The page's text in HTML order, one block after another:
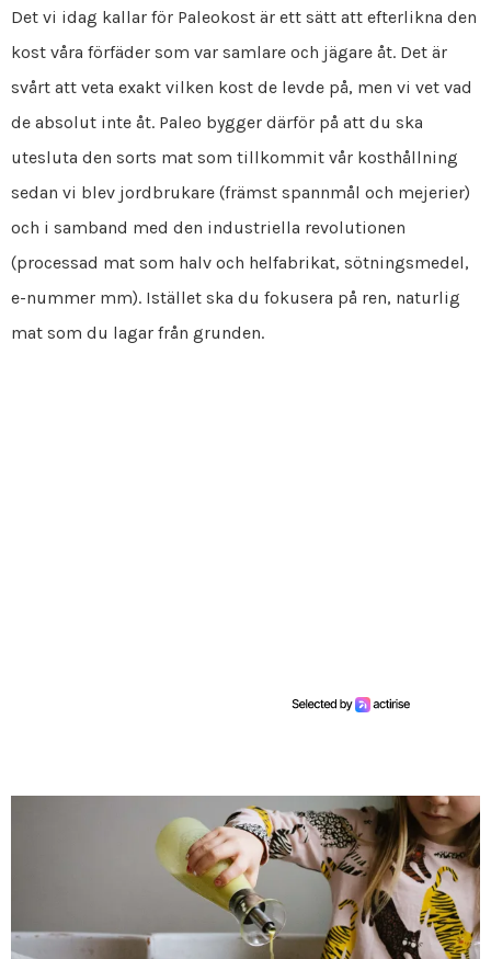
Det vi idag kallar för Paleokost är ett sätt att efterlikna den
kost våra förfäder som var samlare och jägare åt. Det är
svårt att veta exakt vilken kost de levde på, men vi vet vad
de absolut inte åt. Paleo bygger därför på att du ska
utesluta den sorts mat som tillkommit vår kosthållning
sedan vi blev jordbrukare (främst spannmål och mejerier)
och i samband med den industriella revolutionen
(processad mat som halv och helfabrikat, sötningsmedel,
e-nummer mm). Istället ska du fokusera på ren, naturlig
mat som du lagar från grunden.